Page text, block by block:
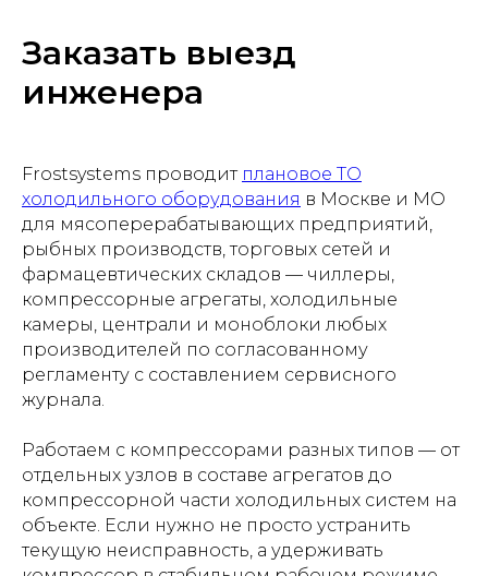
Заказать выезд
инженера
Frostsystems проводит плановое ТО
холодильного оборудования в Москве и МО
для мясоперерабатывающих предприятий,
рыбных производств, торговых сетей и
фармацевтических складов — чиллеры,
компрессорные агрегаты, холодильные
камеры, централи и моноблоки любых
производителей по согласованному
регламенту с составлением сервисного
журнала.
Работаем с компрессорами разных типов — от
отдельных узлов в составе агрегатов до
компрессорной части холодильных систем на
объекте. Если нужно не просто устранить
текущую неисправность, а удерживать